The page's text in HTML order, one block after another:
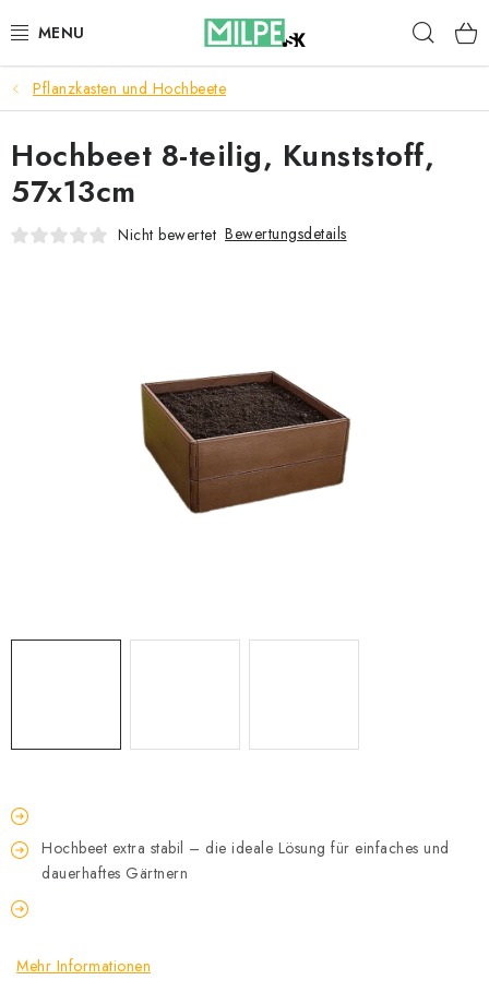
Inhalt
DACHFENSTER
DACHBODENTREPPE
HAUS UND GARTEN
Reklamationen und Rücksendungen
Richtlinien zur Verwendung von Cookies
Allgemeinen Geschäftsbedingungen
Pflanzkasten und Hochbeete
Hochbeet extra stabil – die ideale Lösung für einfaches und
dauerhaftes Gärtnern
Mehr Informationen
Hochbeet 8-teilig, Kunststoff,
57x13cm
Nicht bewertet Bewertungsdetails